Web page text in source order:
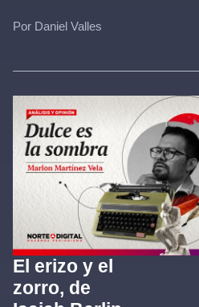
Por Daniel Valles
El erizo y el
zorro, de